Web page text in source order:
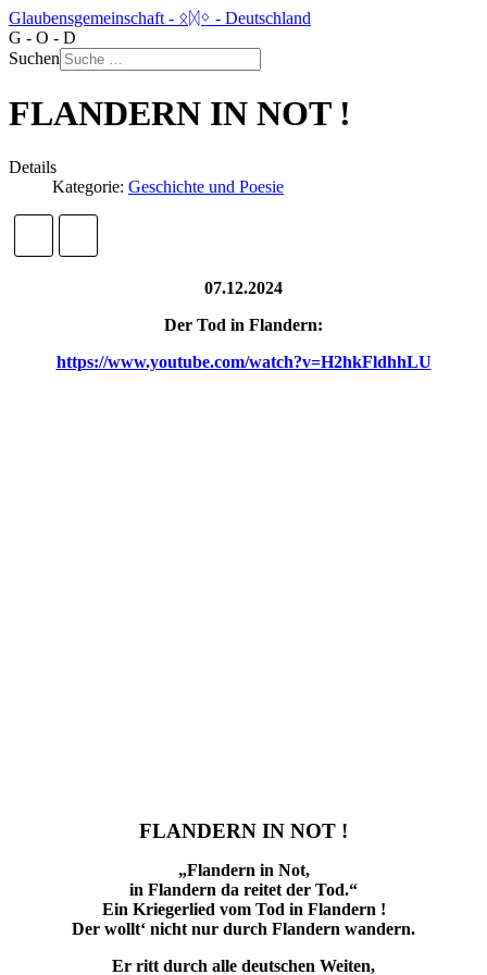
Glaubensgemeinschaft - ᛟᛞᛜ - Deutschland
G - O - D
Suchen
FLANDERN IN NOT !
Details
Kategorie: Geschichte und Poesie
07.12.2024
Der Tod in Flandern:
https://www.youtube.com/watch?v=H2hkFldhhLU
FLANDERN IN NOT !
„Flandern in Not,
in Flandern da reitet der Tod.“
Ein Kriegerlied vom Tod in Flandern !
Der wollt‘ nicht nur durch Flandern wandern.
Er ritt durch alle deutschen Weiten,